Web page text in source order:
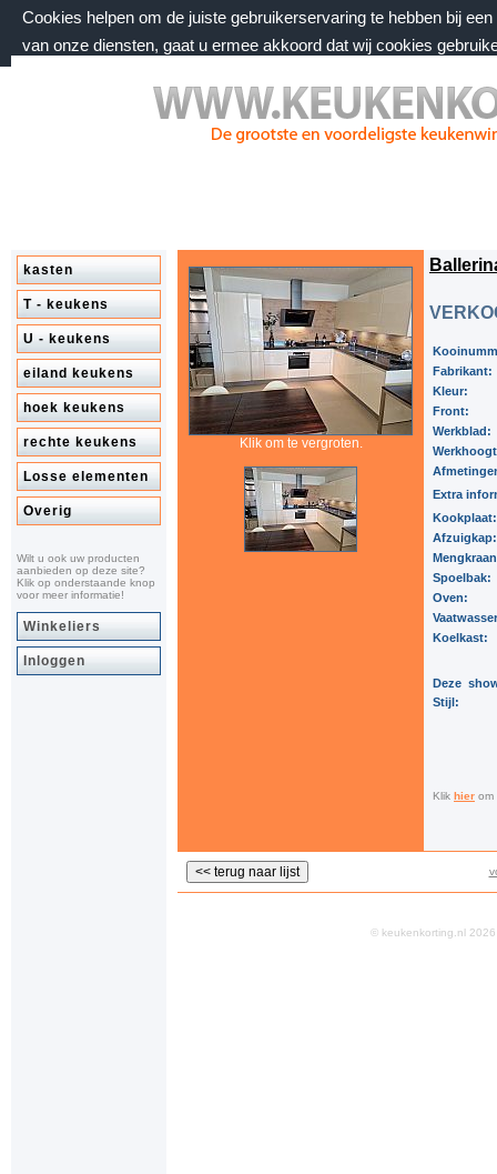
Cookies helpen om de juiste gebruikerservaring te hebben bij
van onze diensten, gaat u ermee akkoord dat wij cookies
donderdag 6 augustus 2026, 12:37 uur
Welkom bij keukenkorting.nl
kasten
T - keukens
U - keukens
eiland keukens
hoek keukens
rechte keukens
Losse elementen
Overig
Wilt u ook uw producten
aanbieden op deze site?
Klik op onderstaande knop
voor meer informatie!
Winkeliers
Inloggen
Klik om te vergroten.
Fabrikant:
Kleur:
Front:
Werkblad:
Extra
Spoelbak:
Oven:
Koelkast:
Deze
Stijl:
Klik hier om
© keukenkorting.nl